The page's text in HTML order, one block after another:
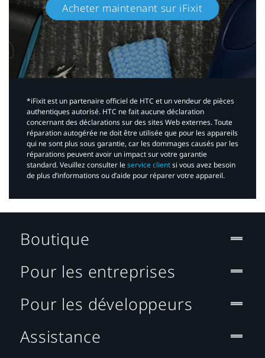
Acheter maintenant sur iFixit​
*iFixit est un partenaire officiel de HTC et un vendeur de pièces
authentiques autorisé. HTC ne fait aucune déclaration
concernant des déclarations sur des sites Web externes. Toute
réparation autogérée ne doit être utilisée que pour les appareils
qui ne sont plus sous garantie, car les dommages causés par les
réparations peuvent avoir un impact sur votre garantie
standard. Veuillez consulter leservice clientsi vous avez besoin
de plus d’informations ou d’aide pour réparer votre appareil.​
Boutique
Pour les entreprises
Pour les développeurs
Assistance